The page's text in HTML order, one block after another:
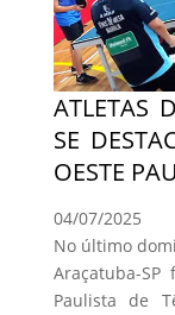
ATLETAS
SE
OESTE
04/07/2025
No último
Araçatuba-
Paulista de